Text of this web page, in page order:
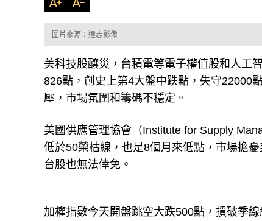
圖片來源：達志影像
美科技股釀災，台積電等電子權值股和人工
826點，創史上第4大盤中跌點，失守22000
壓，市場氛圍和籌碼不穩定。
美國供應管理協會（Institute for Supply
低於50榮枯線，也是8個月來低點，市場擔
台股也無法倖免。
加權指數今天開盤跳空大跌500點，摜破季